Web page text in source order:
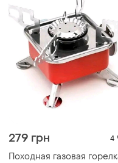
279 грн 4
Походная газовая